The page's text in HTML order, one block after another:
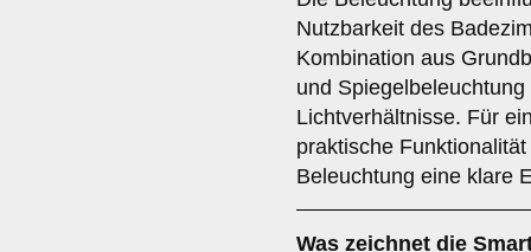
Nutzbarkeit des
Kombination aus
und
Lichtverhältnisse. Für
praktische
Beleuchtung eine klare
Was zeichnet die